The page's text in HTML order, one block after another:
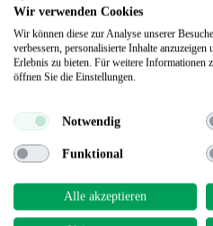
Terrassendielen
Wir verwenden Cookies
Wir können diese zur Analyse unserer
verbessern, personalisierte Inhalte
Erlebnis zu bieten. Für weitere Informationen
öffnen Sie die Einstellungen.
Notwendig
Funktional
Alle akzeptieren